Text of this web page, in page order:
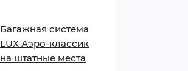
Багажная система
LUX Аэро-классик
на штатные места